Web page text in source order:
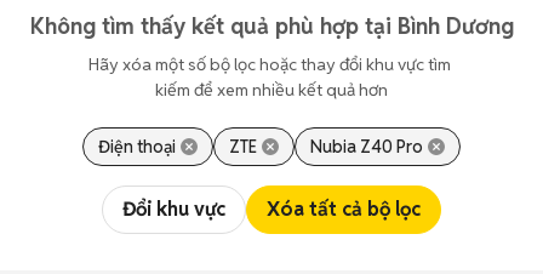
Không tìm thấy kết quả phù hợp tại Bình Dương
Hãy xóa một số bộ lọc hoặc thay đổi khu vực tìm
kiếm để xem nhiều kết quả hơn
Điện thoại ZTE Nubia Z40 Pro
Đổi khu vực Xóa tất cả bộ lọc